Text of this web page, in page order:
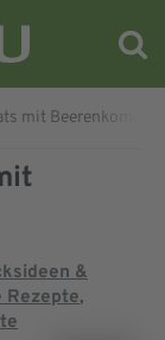
mit Beerenkompott
&
Rezepte,